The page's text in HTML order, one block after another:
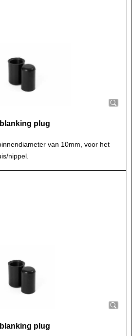
plug
van 10mm, voor het
nippel.
plug